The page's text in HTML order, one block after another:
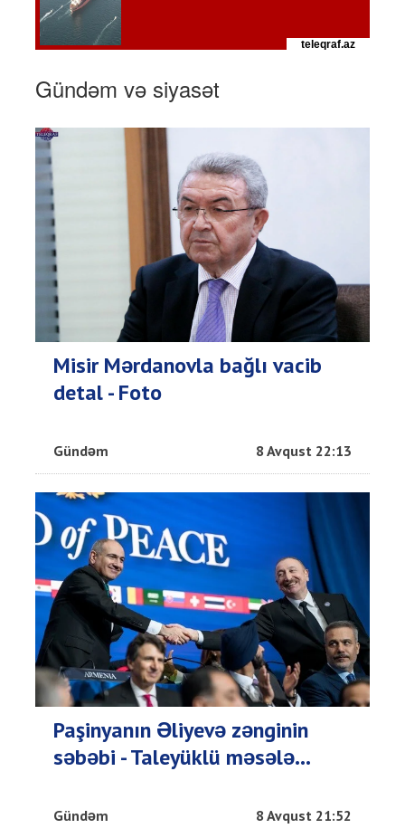
Gündəm və siyasət
Misir Mərdanovla bağlı vacib
detal - Foto
Gündəm 8 Avqust 22:13
Paşinyanın Əliyevə zənginin
səbəbi - Taleyüklü məsələ...
Gündəm 8 Avqust 21:52